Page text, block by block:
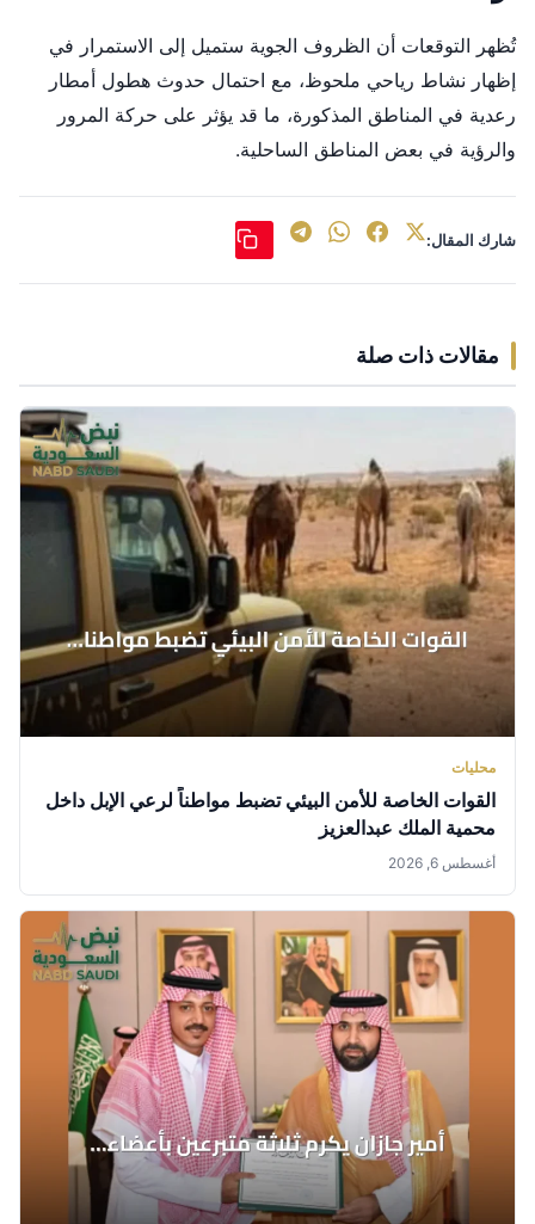
تُظهر التوقعات أن الظروف الجوية ستميل إلى الاستمرار في
إظهار نشاط رياحي ملحوظ، مع احتمال حدوث هطول أمطار
رعدية في المناطق المذكورة، ما قد يؤثر على حركة المرور
والرؤية في بعض المناطق الساحلية.
شارك المقال:
مقالات ذات صلة
محليات
القوات الخاصة للأمن البيئي تضبط مواطناً لرعي الإبل داخل
محمية الملك عبدالعزيز
أغسطس 6, 2026